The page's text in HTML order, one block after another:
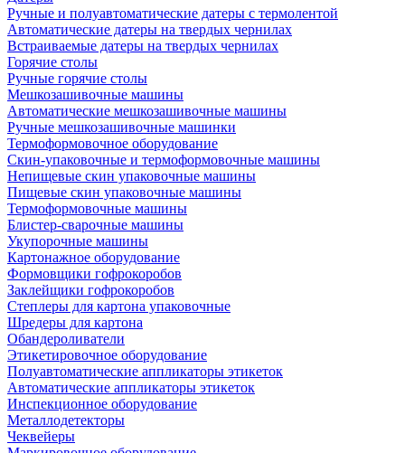
Ручные и полуавтоматические датеры с термолентой
Автоматические датеры на твердых чернилах
Встраиваемые датеры на твердых чернилах
Горячие столы
Ручные горячие столы
Мешкозашивочные машины
Автоматические мешкозашивочные машины
Ручные мешкозашивочные машинки
Термоформовочное оборудование
Скин-упаковочные и термоформовочные машины
Непищевые скин упаковочные машины
Пищевые скин упаковочные машины
Термоформовочные машины
Блистер-сварочные машины
Укупорочные машины
Картонажное оборудование
Формовщики гофрокоробов
Заклейщики гофрокоробов
Степлеры для картона упаковочные
Шредеры для картона
Обандероливатели
Этикетировочное оборудование
Полуавтоматические аппликаторы этикеток
Автоматические аппликаторы этикеток
Инспекционное оборудование
Металлодетекторы
Чеквейеры